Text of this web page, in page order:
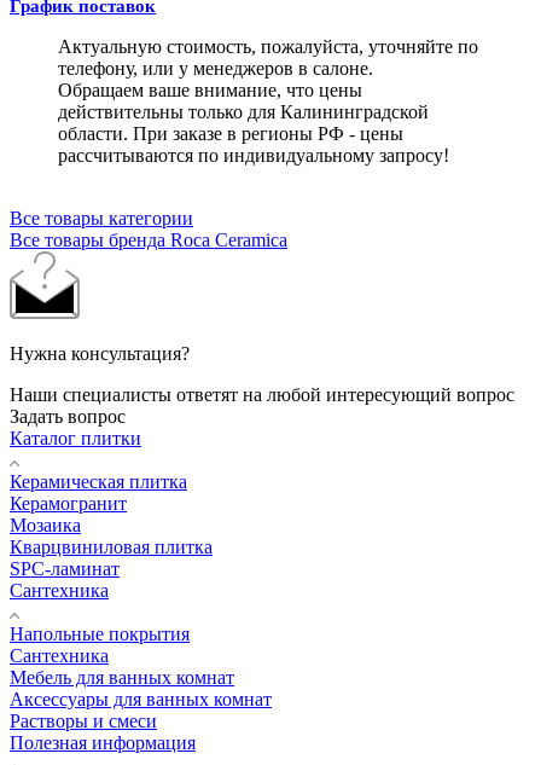
График поставок
Актуальную стоимость, пожалуйста, уточняйте по
телефону, или у менеджеров в салоне.
Обращаем ваше внимание, что цены
действительны только для Калининградской
области. При заказе в регионы РФ - цены
рассчитываются по индивидуальному запросу!
Все товары категории
Все товары бренда Roca Ceramica
Нужна консультация?
Наши специалисты ответят на любой интересующий вопрос
Задать вопрос
Каталог плитки
Керамическая плитка
Керамогранит
Мозаика
Кварцвиниловая плитка
SPC-ламинат
Сантехника
Напольные покрытия
Сантехника
Мебель для ванных комнат
Аксессуары для ванных комнат
Растворы и смеси
Полезная информация